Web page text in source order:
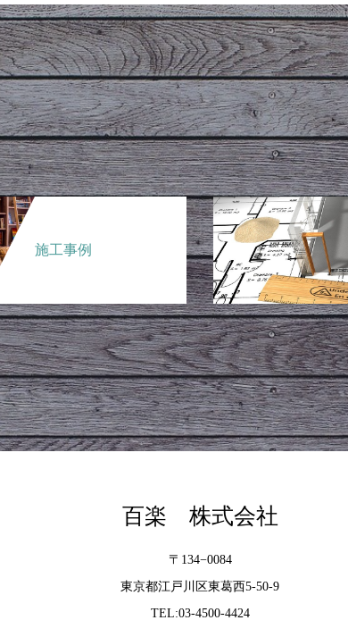
施工事例
百楽 株式会社
〒134−0084
東京都江戸川区東葛西5-50-9
TEL:03-4500-4424